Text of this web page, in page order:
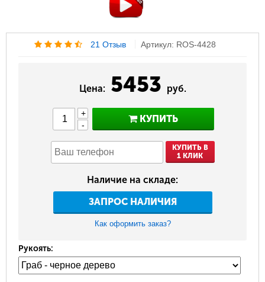
21 Отзыв Артикул: ROS-4428
Цена: 5453 руб.
+
-
КУПИТЬ
КУПИТЬ В
1 КЛИК
Наличие на складе:
ЗАПРОС НАЛИЧИЯ
Как оформить заказ?
Рукоять: